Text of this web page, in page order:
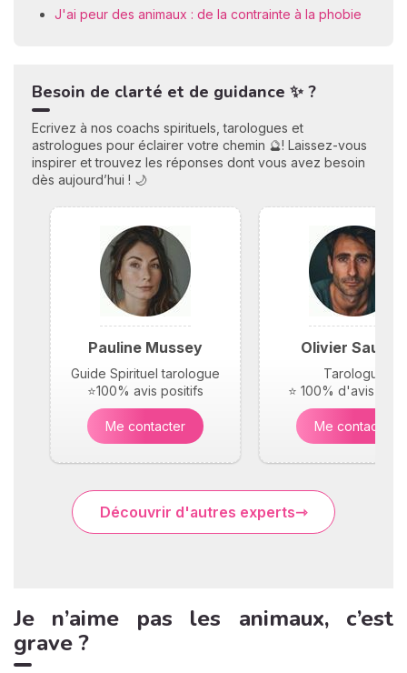
J'ai peur des animaux : de la contrainte à la phobie
Besoin de clarté et de guidance ✨ ?
Ecrivez à nos coachs spirituels, tarologues et
astrologues pour éclairer votre chemin 🔮! Laissez-vous
inspirer et trouvez les réponses dont vous avez besoin
dès aujourd’hui ! 🌙
Pauline Mussey
Guide Spirituel tarologue
⭐100% avis positifs
Me contacter
Olivier Saunier
Tarologue
⭐ 100% d'avis
Me contacter
Découvrir d'autres experts
Je n’aime pas les animaux, c’est
grave ?